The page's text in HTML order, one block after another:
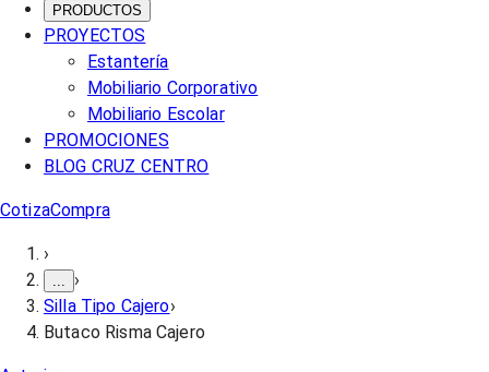
PRODUCTOS
PROYECTOS
Estantería
Mobiliario Corporativo
Mobiliario Escolar
PROMOCIONES
BLOG CRUZ CENTRO
CotizaCompra
›
›
Silla Tipo Cajero›
Butaco Risma Cajero